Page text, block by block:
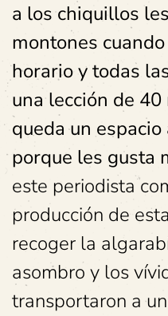
a los chiquillos
montones
horario y todas
una lección de
queda un
porque les gusta
este periodista
producción de
recoger la
asombro y los
transportaron a